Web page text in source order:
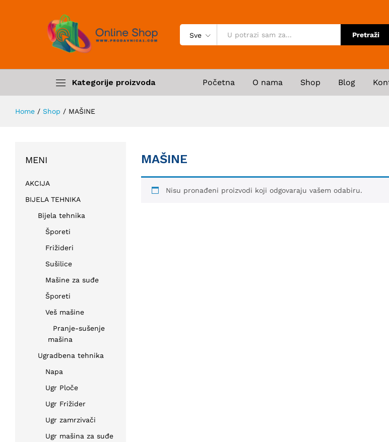
Sve Pretraži
Kategorije proizvoda Početna O nama Shop Blog
Home / Shop / MAŠINE
MAŠINE
Nisu pronađeni proizvodi koji odgovaraju vašem odabiru.
MENI
AKCIJA
BIJELA TEHNIKA
Bijela tehnika
Šporeti
Frižideri
Sušilice
Mašine za suđe
Šporeti
Veš mašine
Pranje-sušenje
mašina
Ugradbena tehnika
Napa
Ugr Ploče
Ugr Frižider
Ugr zamrzivači
Ugr mašina za suđe